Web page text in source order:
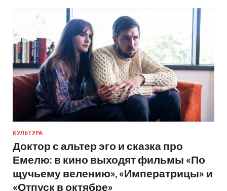
КУЛЬТУРА
Доктор с альтер эго и сказка про
Емелю: в кино выходят фильмы «По
щучьему велению», «Императрицы» и
«Отпуск в октябре»